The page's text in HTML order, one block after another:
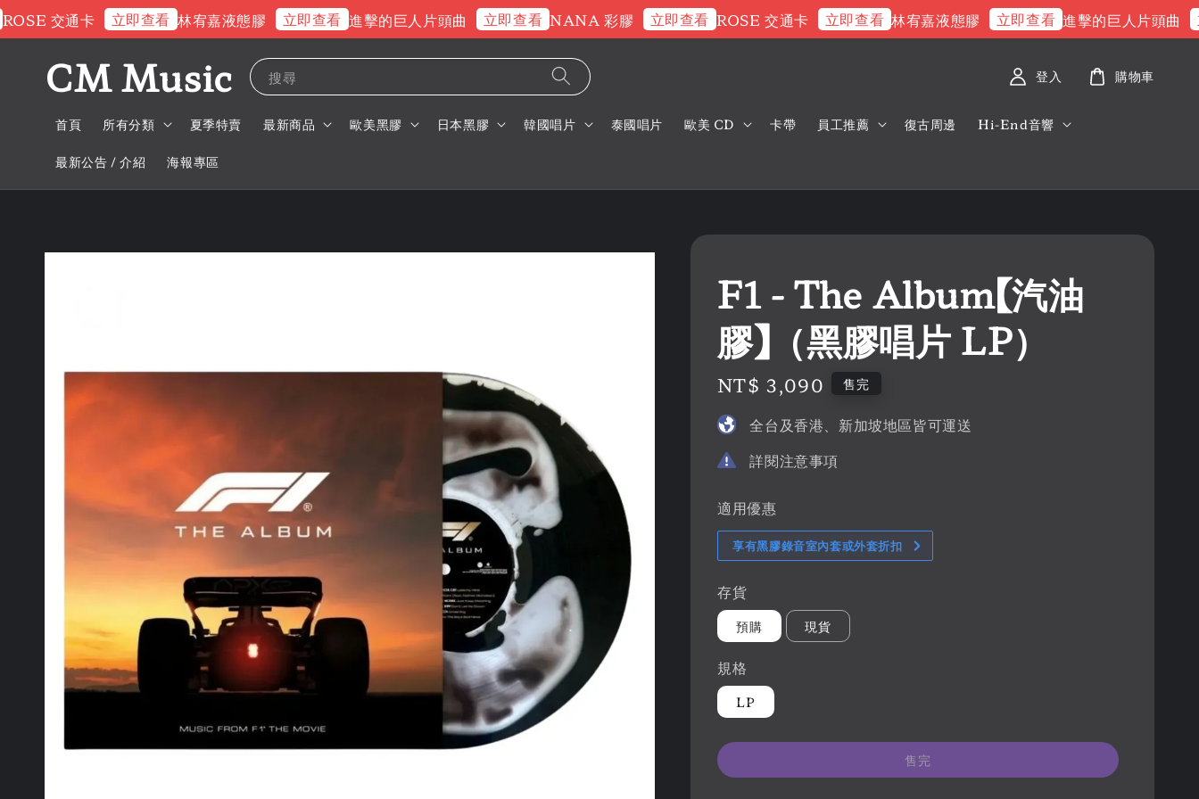
交通卡 立即查看 林宥嘉液態膠 立即查看 進擊的巨人片頭曲 立即查看 NANA 彩膠 立即查看 ROSE 交通卡 立即查看 林宥嘉液態膠 立即查看 進擊的巨人片頭曲 立即
CM Music 搜尋
首頁 所有分類 夏季特賣 最新商品 歐美黑膠 日本黑膠 韓國唱片 泰國唱片 歐美 CD 卡帶 員工推薦 復古周邊 Hi-End音響
最新公告 / 介紹 海報專區
登入 購物車
F1 - The Album【汽油
膠】（黑膠唱片 LP）
Regular
price
NT$ 3,090 售完
全台及香港、新加坡地區皆可運送
詳閱注意事項
適用優惠
享有黑膠錄音室內套或外套折扣
存貨
預購 現貨
規格
LP
售完